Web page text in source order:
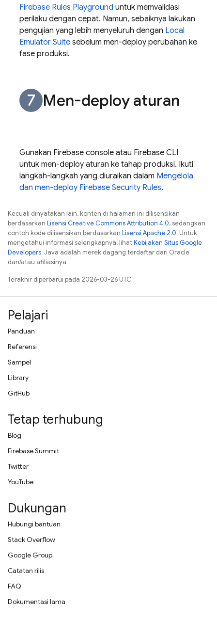
Firebase Rules Playground untuk memvalidasi
perilaku dengan cepat. Namun, sebaiknya lakukan
pengujian yang lebih menyeluruh dengan Local
Emulator Suite sebelum men-deploy perubahan ke
fase produksi.
Men-deploy aturan
Gunakan Firebase console atau Firebase CLI
untuk men-deploy aturan ke tahap produksi. Ikuti
langkah-langkah yang diuraikan dalam Mengelola
dan men-deploy Firebase Security Rules.
Kecuali dinyatakan lain, konten di halaman ini dilisensikan
berdasarkan Lisensi Creative Commons Attribution 4.0, sedangkan
contoh kode dilisensikan berdasarkan Lisensi Apache 2.0. Untuk
mengetahui informasi selengkapnya, lihatKebijakan Situs Google
Developers. Java adalah merek dagang terdaftar dari Oracle
dan/atau afiliasinya.
Terakhir diperbarui pada 2026-03-26 UTC.
Pelajari
Panduan
Referensi
Sampel
Library
GitHub
Tetap terhubung
Blog
Firebase Summit
Twitter
YouTube
Dukungan
Hubungi bantuan
Stack Overflow
Google Group
Catatan rilis
FAQ
Dokumentasi lama